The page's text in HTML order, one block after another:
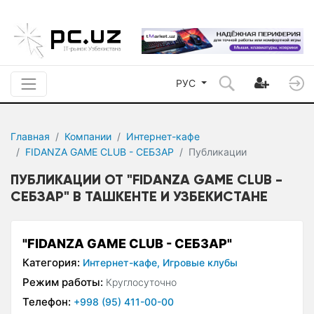
РУС
Главная Компании
Интернет-кафе
FIDANZA GAME CLUB - СЕБЗАР
Публикации
ПУБЛИКАЦИИ ОТ "FIDANZA GAME CLUB -
СЕБЗАР" В ТАШКЕНТЕ И УЗБЕКИСТАНЕ
"FIDANZA GAME CLUB - СЕБЗАР"
Категория: Интернет-кафе, Игровые клубы
Режим работы: Круглосуточно
Телефон: +998 (95) 411-00-00